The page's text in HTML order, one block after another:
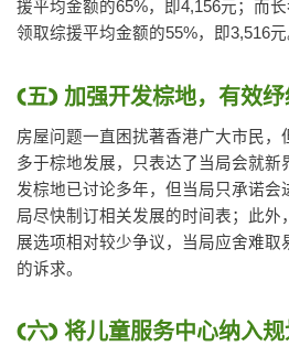
援平均金额的65%，即4,156元；而
领取综援平均金额的55%，即3,516元
(五) 加强开发棕地，有效
房屋问题一直困扰著香港广大市民，
多于棕地发展，只表达了当局会就新
发棕地已讨论多年，但当局只承诺会
局尽快制订相关发展的时间表；此外
展选项相对较少争议，当局应舍难取
的诉求。
(六) 将儿童服务中心纳入